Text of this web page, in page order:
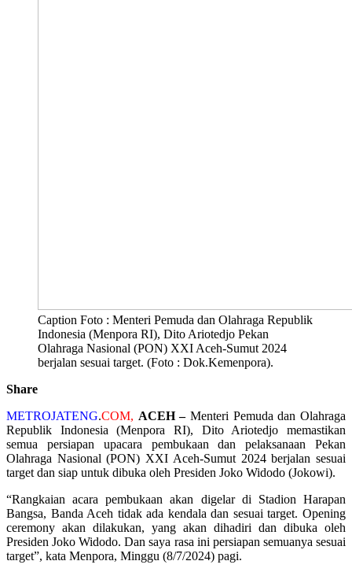
Caption Foto : Menteri Pemuda dan Olahraga Republik
Indonesia (Menpora RI), Dito Ariotedjo Pekan
Olahraga Nasional (PON) XXI Aceh-Sumut 2024
berjalan sesuai target. (Foto : Dok.Kemenpora).
Share
METROJATENG.COM, ACEH –Menteri Pemuda dan Olahraga
Republik Indonesia (Menpora RI), Dito Ariotedjo memastikan
semua persiapan upacara pembukaan dan pelaksanaan Pekan
Olahraga Nasional (PON) XXI Aceh-Sumut 2024 berjalan sesuai
target dan siap untuk dibuka oleh Presiden Joko Widodo (Jokowi).
“Rangkaian acara pembukaan akan digelar di Stadion Harapan
Bangsa, Banda Aceh tidak ada kendala dan sesuai target. Opening
ceremony akan dilakukan, yang akan dihadiri dan dibuka oleh
Presiden Joko Widodo. Dan saya rasa ini persiapan semuanya sesuai
target”, kata Menpora, Minggu (8/7/2024) pagi.